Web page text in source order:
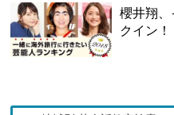
櫻井翔
クイン！